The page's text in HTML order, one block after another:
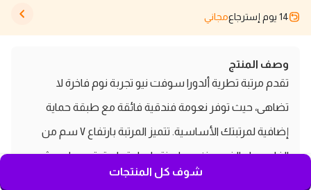
14 يوم إسترجاع مجاني
وصف المنتج
تقدم مرتبة تطرية ألدورا سوفت نيو تجربة نوم فاخرة لا
تضاهى، حيث توفر نعومة فندقية فائقة مع طبقة حماية
إضافية لمرتبتك الأساسية. تتميز المرتبة بارتفاع ٧ سم من
الفايبر رول الذي يعزز من ليونتها وراحتها، وتحتوي على حشو
فايبر مرن مع غطاء من قماش 'البركال' المتين عالي الكثافة.
شوف كل المنتجات